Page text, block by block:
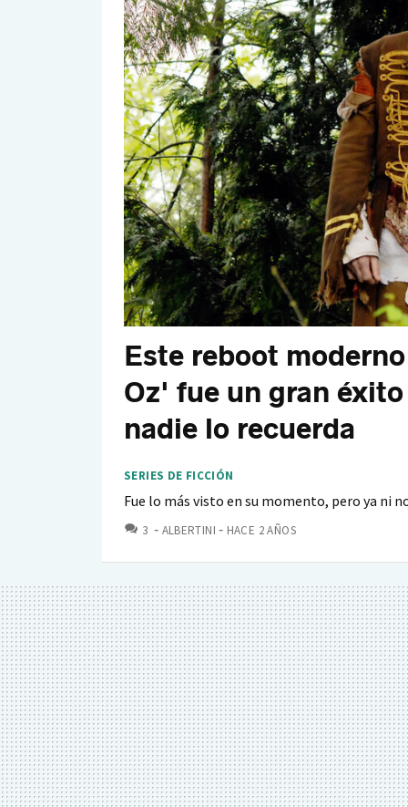
Este reboot
Oz' fue un gran
nadie lo recuerda
SERIES DE FICCIÓN
Fue lo más visto en su momento, pero ya ni
3 COMENTARIOS
ALBERTINI HACE 2 AÑOS